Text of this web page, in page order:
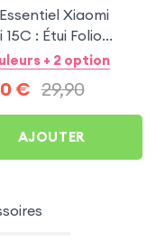
Xiaomi
15C : Étui Folio
+ Protection écran
+ 2 option
€ 29,90
AJOUTER